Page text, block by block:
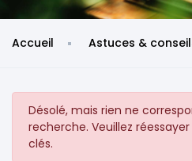
Accueil Astuces &
Désolé, mais rien ne
recherche. Veuillez
clés.